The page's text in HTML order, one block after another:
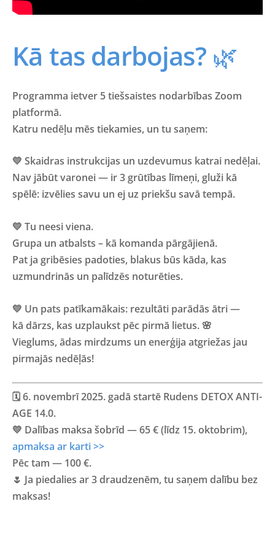
Kā tas darbojas?🌿
Programma ietver 5 tiešsaistes nodarbības Zoom
platformā.
Katru nedēļu mēs tiekamies, un tu saņem:
💛 Skaidras instrukcijas un uzdevumus katrai nedēļai.
Nav jābūt varonei — ir3 grūtības līmeņi, gluži kā
spēlē: izvēlies savu un ej uz priekšu savā tempā.
💛 Tu neesi viena.
Grupa un atbalsts – kā komanda pārgājienā.
Pat ja gribēsies padoties, blakus būs kāda, kas
uzmundrinās un palīdzēs noturēties.
💛 Un pats patīkamākais: rezultāti parādās ātri —
kā dārzs, kas uzplaukst pēc pirmā lietus. 🌸
Vieglums, ādas mirdzums un enerģija atgriežas jau
pirmajās nedēļās!
🗓6. novembrī 2025. gadā startē Rudens DETOX ANTI-
AGE 14.0.
💛 Dalības maksa šobrīd —65 € (līdz 15. oktobrim),
apmaksa ar karti >>
Pēc tam — 100 €.
🌷 Ja piedalies ar3 draudzenēm, tu saņem dalību bez
maksas!